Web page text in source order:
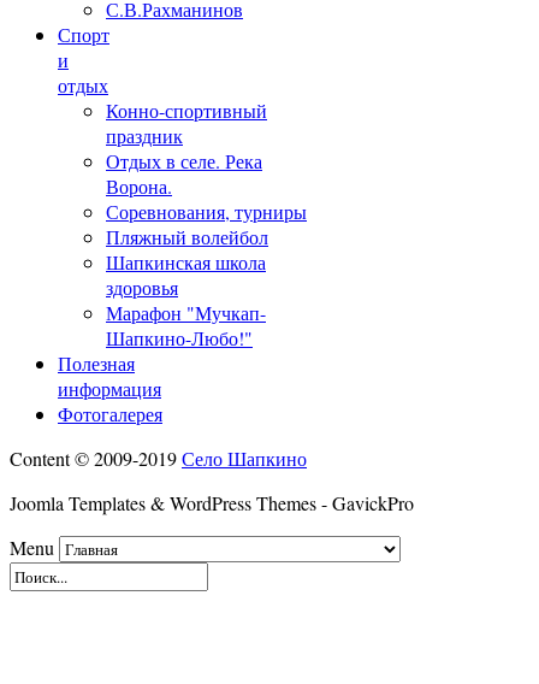
С.В.Рахманинов
Спорт
и
отдых
Конно-спортивный
праздник
Отдых в селе. Река
Ворона.
Соревнования, турниры
Пляжный волейбол
Шапкинская школа
здоровья
Марафон "Мучкап-
Шапкино-Любо!"
Полезная
информация
Фотогалерея
Content © 2009-2019Село Шапкино
Joomla Templates & WordPress Themes - GavickPro
Menu